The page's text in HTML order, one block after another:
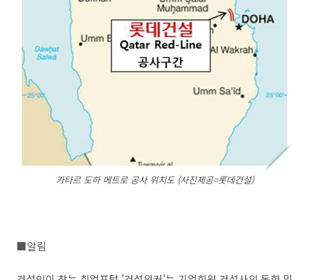
카타르 도하 메트로 공사 위치도 (사진제공=롯데건설)
■알림